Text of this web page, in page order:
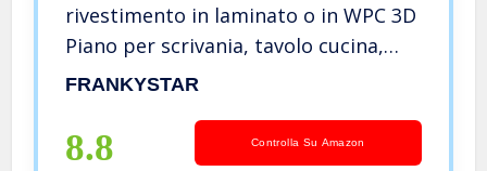
rivestimento in laminato o in WPC 3D
Piano per scrivania, tavolo cucina,
tavolino da caffè (220 x 100 x 5cm,
FRANKYSTAR
8.8 Controlla Su Amazon